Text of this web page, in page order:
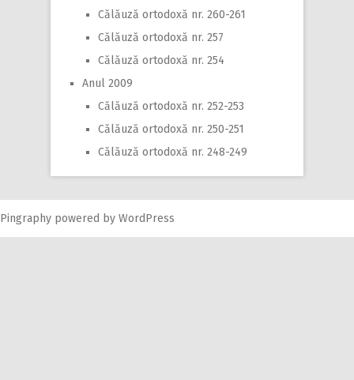
Călăuză ortodoxă nr. 260-261
Călăuză ortodoxă nr. 257
Călăuză ortodoxă nr. 254
Anul 2009
Călăuză ortodoxă nr. 252-253
Călăuză ortodoxă nr. 250-251
Călăuză ortodoxă nr. 248-249
Pingraphy powered by WordPress